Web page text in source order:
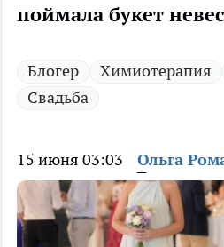
поймала букет
Блогер Химиотерапия
Свадьба
15 июня 03:03 Ольга